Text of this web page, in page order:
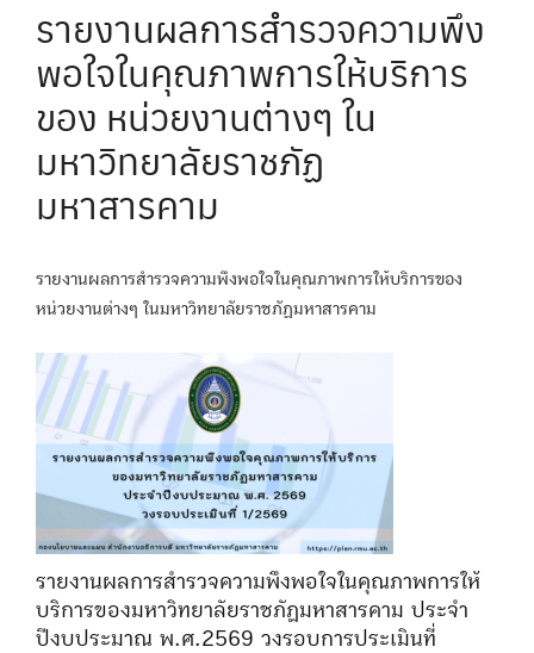
รายงานผลการสำรวจความพึง
พอใจในคุณภาพการให้บริการ
ของ หน่วยงานต่างๆ ใน
มหาวิทยาลัยราชภัฏ
มหาสารคาม
รายงานผลการสำรวจความพึงพอใจในคุณภาพการให้บริการของ
หน่วยงานต่างๆ ในมหาวิทยาลัยราชภัฏมหาสารคาม
รายงานผลการสำรวจความพึงพอใจในคุณภาพการให้
บริการของมหาวิทยาลัยราชภัฏมหาสารคาม ประจำ
ปีงบประมาณ พ.ศ.2569 วงรอบการประเมินที่